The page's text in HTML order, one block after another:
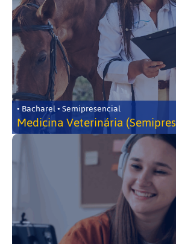
• Bacharel • Semipresencial
Medicina Veterinária